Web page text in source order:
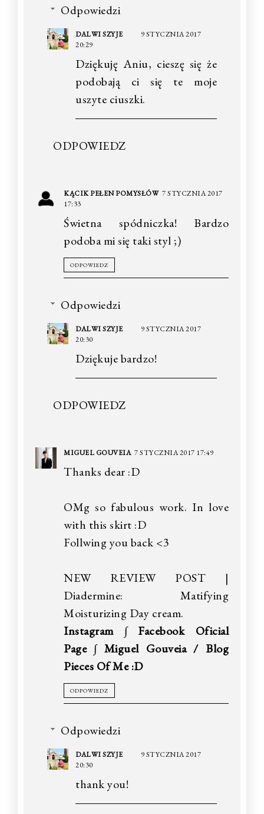
Odpowiedzi
DALWI SZYJE
9 STYCZNIA 2017
20:29
Dziękuję Aniu, cieszę się że
podobają ci się te moje
uszyte ciuszki.
ODPOWIEDZ
KĄCIK PEŁEN POMYSŁÓW 7 STYCZNIA 2017
17:33
Świetna spódniczka! Bardzo
podoba mi się taki styl ;)
ODPOWIEDZ
Odpowiedzi
DALWI SZYJE
9 STYCZNIA 2017
20:30
Dziękuje bardzo!
ODPOWIEDZ
MIGUEL GOUVEIA 7 STYCZNIA 2017 17:49
Thanks dear :D
OMg so fabulous work. In love
with this skirt :D
Follwing you back <3
NEW REVIEW POST |
Diadermine: Matifying
Moisturizing Day cream.
Instagram∫ Facebook Oficial
Page∫ Miguel Gouveia / Blog
Pieces Of Me :D
ODPOWIEDZ
Odpowiedzi
DALWI SZYJE
9 STYCZNIA 2017
20:30
thank you!